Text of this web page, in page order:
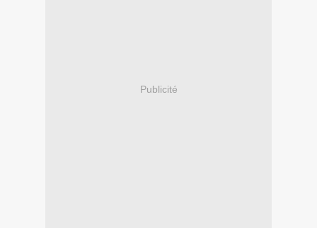
Publicité